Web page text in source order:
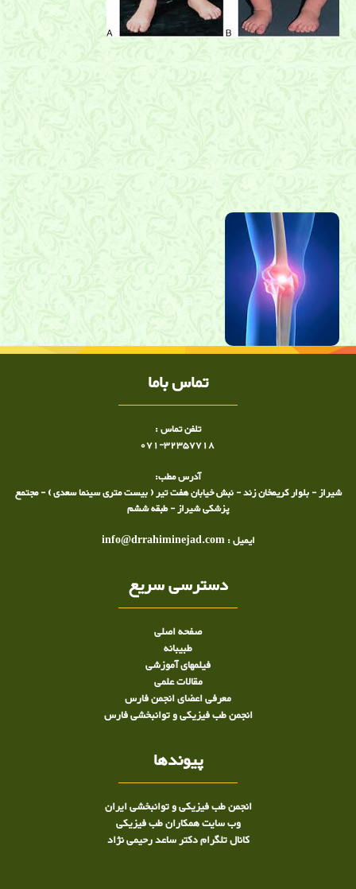
بیماریهای زانو و ساق پا
زانودرد, ساییدگی زانو, پارگی منیسک زانو, پارگی رباط زانو, دکتر رحیمی
نژاد, فیزیوتراپی, لیزر درمانی, توانبخشی,شیراز, دکتر ساعد رحیمی نژاد
متخصص زانو درد در شیراز, دکتر ساعد رحیمی نژاد متخصص رباط زانو در
شیراز, دکتر ساعد رحیمی نژاد متخصص لیزر درمانی در شیراز, دکتر
ساعد رحیمی نژاد متخصص بیماری های زانو و ساق پا در شیراز, پای
پرانتزی ,ژنو والگوم ,ژنو واروم ,انحراف زانو ,کلینیک درد ,کلینیک درد
دکتر ساعد رحیمی نژاد ,دکتر ساعد رحیمی نژاد, کلینیک درد شیراز
تماس باما
تلفن تماس :
071-32357718
آدرس مطب:
شیراز - بلوار کریمخان زند - نبش خیابان هفت تیر ( بیست متری سینما سعدی ) - مجتمع
پزشکی شیراز - طبقه ششم
ایمیل : info@drrahiminejad.com
دسترسی سریع
صفحه اصلی
طبيبانه
فیلمهای آموزشی
مقالات علمی
معرفی اعضای انجمن فارس
انجمن طب فیزیکی و توانبخشی فارس
پیوندها
انجمن طب فیزیکی و توانبخشی ایران
وب سایت همکاران طب فیزیکی
کانال تلگرام دکتر ساعد رحیمی نژاد